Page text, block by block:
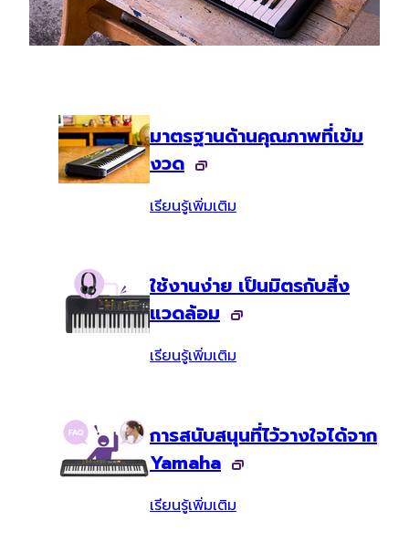
มาตรฐานด้านคุณภาพที่เข้ม
งวด
เรียนรู้เพิ่มเติม
ใช้งานง่าย เป็นมิตรกับสิ่ง
แวดล้อม
เรียนรู้เพิ่มเติม
การสนับสนุนที่ไว้วางใจได้จาก
Yamaha
เรียนรู้เพิ่มเติม